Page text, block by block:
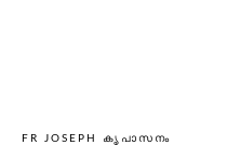
FR JOSEPH കൃപാസനം